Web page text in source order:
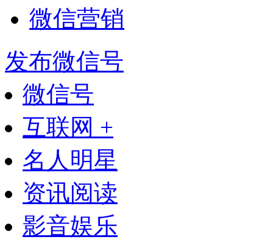
微信营销
发布微信号
微信号
互联网 +
名人明星
资讯阅读
影音娱乐